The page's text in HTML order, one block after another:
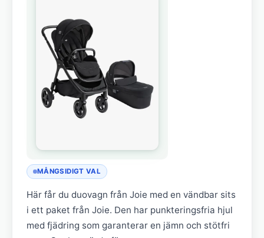
MÅNGSIDIGT VAL
Här får du duovagn från Joie med en vändbar sits
i ett paket från Joie. Den har punkteringsfria hjul
med fjädring som garanterar en jämn och stötfri